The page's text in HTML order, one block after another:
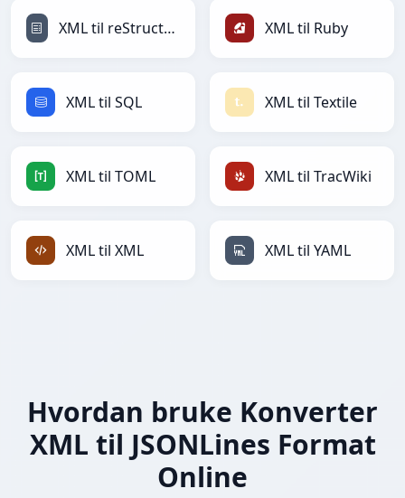
XML til reStructuredText XML til Ruby
XML til SQL XML til Textile
XML til TOML XML til TracWiki
XML til XML XML til YAML
Hvordan bruke Konverter
XML til JSONLines Format
Online